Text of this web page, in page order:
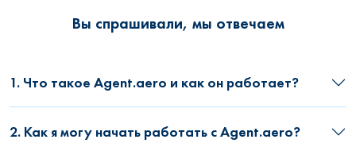
Вы спрашивали, мы отвечаем
1. Что такое Agent.aero и как он работает?
2. Как я могу начать работать с Agent.aero?